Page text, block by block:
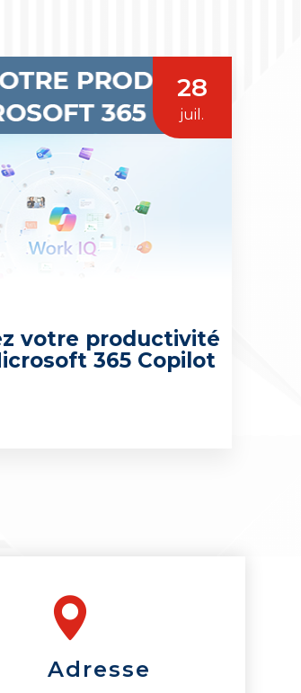
28
juil.
votre productivité
365 Copilot
Adresse